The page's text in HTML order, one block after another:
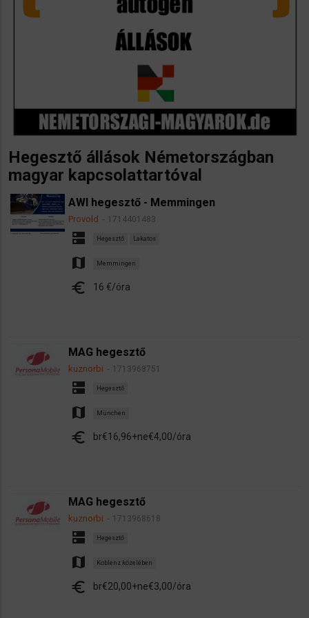
Hegesztő állások Németországban
magyar kapcsolattartóval
AWI hegesztő - Memmingen
Provold 1714401483
dns Hegesztő Lakatos
map Memmingen
euro 16 €/óra
MAG hegesztő
kuznorbi 1713968751
dns Hegesztő
map München
euro br€16,96+ne€4,00/óra
MAG hegesztő
kuznorbi 1713968618
dns Hegesztő
map Koblenz közelében
euro br€20,00+ne€3,00/óra